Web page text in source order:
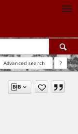
Advanced search ?